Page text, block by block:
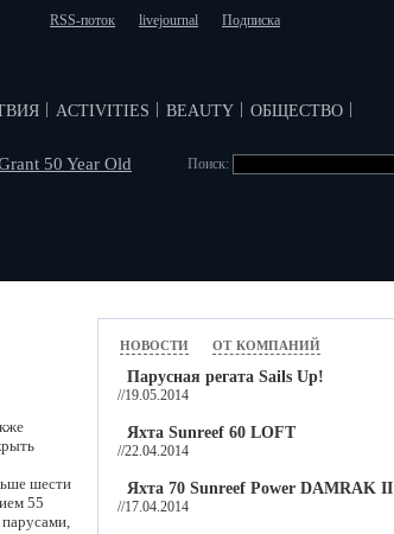
RSS-поток livejournal Подписка
activities beauty общество
Поиск:
50 Year Old
шести
55
новости от компаний
Парусная регата Sails Up!
//19.05.2014
Яхта Sunreef 60 LOFT
//22.04.2014
Яхта 70 Sunreef Power DAMRAK II
//17.04.2014